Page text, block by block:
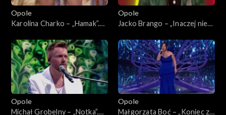
Opole
Karolina Charko – „Hamak”.
Opole
Jacko Brango – „Inaczej nie
„Debiuty”
Opole
Michał Grobelny – „Notka”.
Opole
Małgorzata Boć – „Koniec z